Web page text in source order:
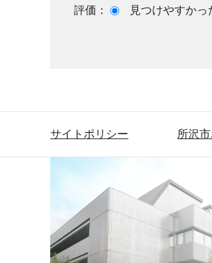
評価：
見つけやすかっ
サイトポリシー 所沢